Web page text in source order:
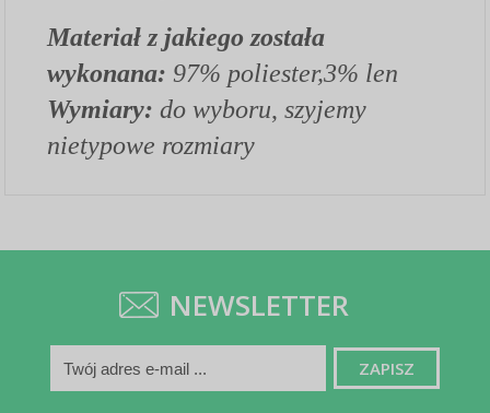
Materiał z jakiego została
wykonana: 97% poliester,3% len
Wymiary: do wyboru,szyjemy
nietypowe rozmiary
NEWSLETTER